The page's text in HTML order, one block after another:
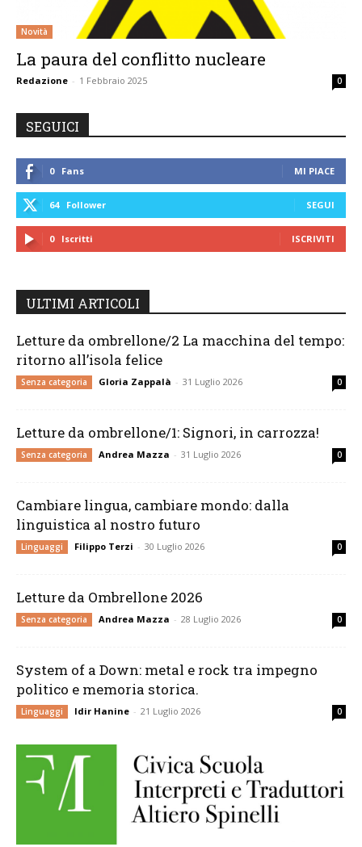
Novità
La paura del conflitto nucleare
Redazione - 1 Febbraio 2025 0
SEGUICI
0 Fans MI PIACE
64 Follower SEGUI
0 Iscritti ISCRIVITI
ULTIMI ARTICOLI
Letture da ombrellone/2 La macchina del tempo:
ritorno all’isola felice
Senza categoria Gloria Zappalà - 31 Luglio 2026 0
Letture da ombrellone/1: Signori, in carrozza!
Senza categoria Andrea Mazza - 31 Luglio 2026 0
Cambiare lingua, cambiare mondo: dalla
linguistica al nostro futuro
Linguaggi Filippo Terzi - 30 Luglio 2026 0
Letture da Ombrellone 2026
Senza categoria Andrea Mazza - 28 Luglio 2026 0
System of a Down: metal e rock tra impegno
politico e memoria storica.
Linguaggi Idir Hanine - 21 Luglio 2026 0